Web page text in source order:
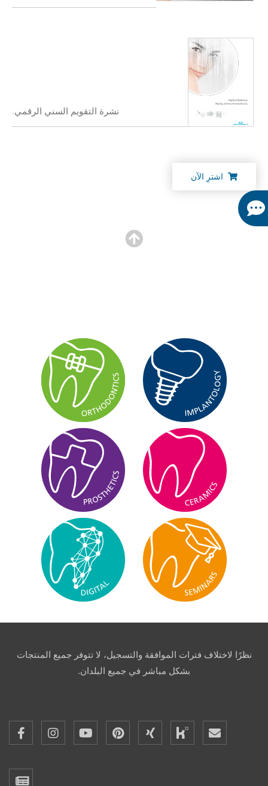
نشرة التقويم السني الرقمي.
اشترِ الآن
نظرًا لاختلاف فترات الموافقة والتسجيل، لا تتوفر جميع المنتجات
بشكل مباشر في جميع البلدان.